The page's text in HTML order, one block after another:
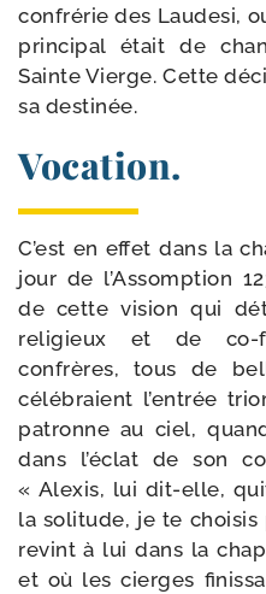
confré­rie des Laudesi,
prin­ci­pal était de
Sainte Vierge. Cette
sa destinée.
Vocation.
C’est en effet dans la
jour de l’As­somption
de cette vision qui
reli­gieux et de co-​
confrères, tous de
célé­braient l’entrée
patronne au ciel,
dans l’éclat de son
« Alexis, lui dit-​elle,
la soli­tude, je te choi­sis
revint à lui dans la
et où les cierges